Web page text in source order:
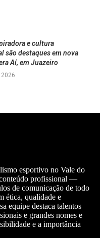
e cultura
são destaques em nova
Aí, em Juazeiro
esportivo no Vale do
profissional —
de comunicação de todo
ética, qualidade e
equipe destaca talentos
e grandes nomes e
e a importância